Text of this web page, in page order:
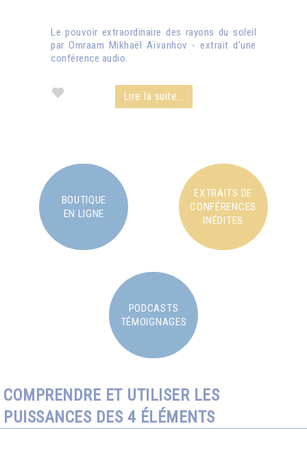
Le pouvoir extraordinaire des rayons du soleil
par Omraam Mikhaël Aïvanhov - extrait d'une
conférence audio.
Lire la suite...
BOUTIQUE
EN LIGNE
EXTRAITS DE
CONFÉRENCES
INÉDITES
PODCASTS
TÉMOIGNAGES
COMPRENDRE ET UTILISER LES
PUISSANCES DES 4 ÉLÉMENTS